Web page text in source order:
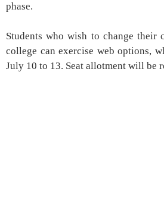
phase.
Students who wish to change their
college can exercise web options,
July 10 to 13. Seat allotment will be